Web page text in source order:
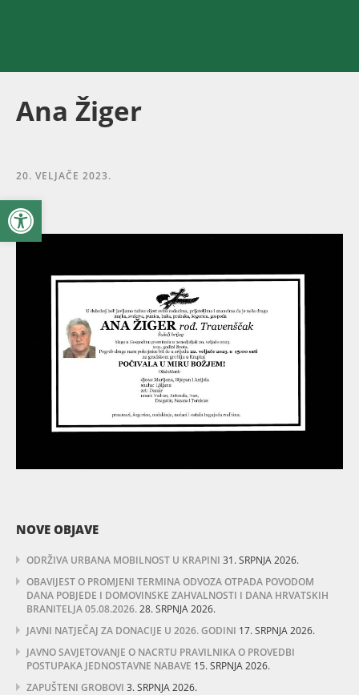
Open toolbar
Ana Žiger
20. VELJAČE 2023.
NOVE OBJAVE
ODRŽIVA URBANA MOBILNOST U KRAPINI 31. SRPNJA 2026.
OBAVIJEST O PROMJENI TERMINA ODVOZA OTPADA POVODOM
DANA POBJEDE I DOMOVINSKE ZAHVALNOSTI I DANA HRVATSKIH
BRANITELJA 05.08.2026.28. SRPNJA 2026.
JAVNI NATJEČAJ ZA DONACIJE U 2026. GODINI 17. SRPNJA 2026.
JAVNO SAVJETOVANJE O NACRTU PRAVILNIKA O PROVEDBI
POSTUPAKA JEDNOSTAVNE NABAVE 15. SRPNJA 2026.
ZAPUŠTENI GROBOVI 3. SRPNJA 2026.